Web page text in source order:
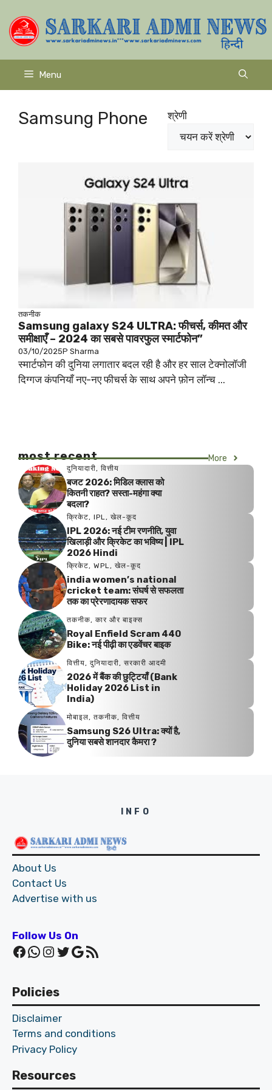
to
content
Menu
Samsung Phone श्रेणी
तकनीक
Samsung galaxy S24 ULTRA: फीचर्स, कीमत और
समीक्षाएँ – 2024 का सबसे पावरफुल स्मार्टफोन”
03/10/2025P Sharma
स्मार्टफोन की दुनिया लगातार बदल रही है और हर साल टेक्नोलॉजी
दिग्गज कंपनियाँ नए-नए फीचर्स के साथ अपने फ़ोन लॉन्च ...
most recent More
दुनियादारी, वित्तीय
बजट 2026: मिडिल क्लास को
कितनी राहत? सस्ता-महंगा क्या
बदला?
क्रिकेट, IPL, खेल-कूद
IPL 2026: नई टीम रणनीति, युवा
खिलाड़ी और क्रिकेट का भविष्य | IPL
2026 Hindi
क्रिकेट, WPL, खेल-कूद
india women’s national
cricket team: संघर्ष से सफलता
तक का प्रेरणादायक सफर
तकनीक, कार और बाइक्स
Royal Enfield Scram 440
Bike: नई पीढ़ी का एडवेंचर बाइक
वित्तीय, दुनियादारी, सरकारी आदमी
2026 में बैंक की छुट्टियाँ (Bank
Holiday 2026 List in
India)
मोबाइल, तकनीक, वित्तीय
Samsung S26 Ultra: क्यों है,
दुनिया सबसे शानदार कैमरा ?
INFO
About Us
Contact Us
Advertise with us
Follow Us On
Facebook WhatsApp Instagram Twitter Google RSS Feed
Policies
Disclaimer
Terms and conditions
Privacy Policy
Resources